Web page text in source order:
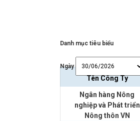
Danh mục tiêu biểu
Ngày
Tên Công Ty
Ngân hàng Nông
nghiệp và Phát triển
Nông thôn VN